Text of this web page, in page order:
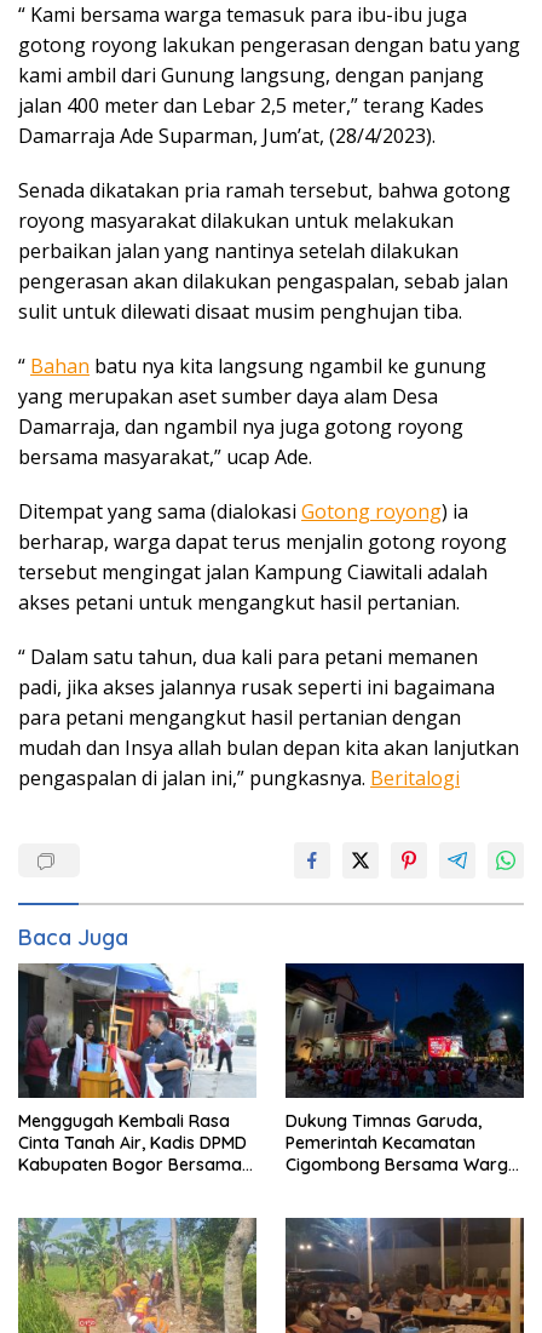
“ Kami bersama warga temasuk para ibu-ibu juga
gotong royong lakukan pengerasan dengan batu yang
kami ambil dari Gunung langsung, dengan panjang
jalan 400 meter dan Lebar 2,5 meter,” terang Kades
Damarraja Ade Suparman, Jum’at, (28/4/2023).
Senada dikatakan pria ramah tersebut, bahwa gotong
royong masyarakat dilakukan untuk melakukan
perbaikan jalan yang nantinya setelah dilakukan
pengerasan akan dilakukan pengaspalan, sebab jalan
sulit untuk dilewati disaat musim penghujan tiba.
“ Bahan batu nya kita langsung ngambil ke gunung
yang merupakan aset sumber daya alam Desa
Damarraja, dan ngambil nya juga gotong royong
bersama masyarakat,” ucap Ade.
Ditempat yang sama (dialokasi Gotong royong) ia
berharap, warga dapat terus menjalin gotong royong
tersebut mengingat jalan Kampung Ciawitali adalah
akses petani untuk mengangkut hasil pertanian.
“ Dalam satu tahun, dua kali para petani memanen
padi, jika akses jalannya rusak seperti ini bagaimana
para petani mengangkut hasil pertanian dengan
mudah dan Insya allah bulan depan kita akan lanjutkan
pengaspalan di jalan ini,” pungkasnya. Beritalogi
Baca Juga
Menggugah Kembali Rasa
Cinta Tanah Air, Kadis DPMD
Kabupaten Bogor Bersama
Masyarakat Dan Pengguna
Jalan.
Dukung Timnas Garuda,
Pemerintah Kecamatan
Cigombong Bersama Warga